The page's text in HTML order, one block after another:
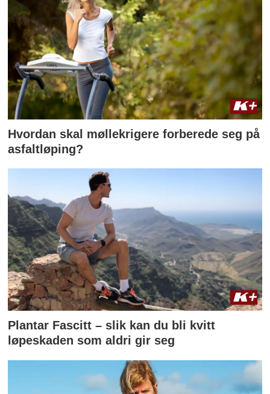
Hvordan skal møllekrigere forberede seg på
asfaltløping?
Plantar Fascitt – slik kan du bli kvitt
løpeskaden som aldri gir seg